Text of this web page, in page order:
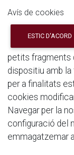
Avís de cookies
ESTIC D'ACORD
petits fragments
dispositiu amb
per a finalitats
cookies
Navegar per la
configuració del
emmagatzemar